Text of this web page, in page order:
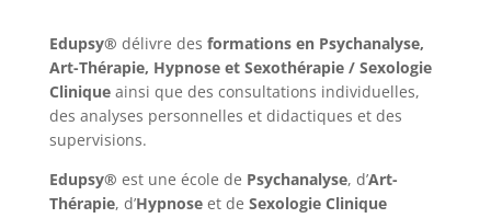
Edupsy® délivre des formations en Psychanalyse,
Art-Thérapie, Hypnose et Sexothérapie / Sexologie
Cliniqueainsi que des consultations individuelles,
des analyses personnelles et didactiques et des
supervisions.
Edupsy® est une école de Psychanalyse, d’Art-
Thérapie, d’Hypnoseet de Sexologie Clinique